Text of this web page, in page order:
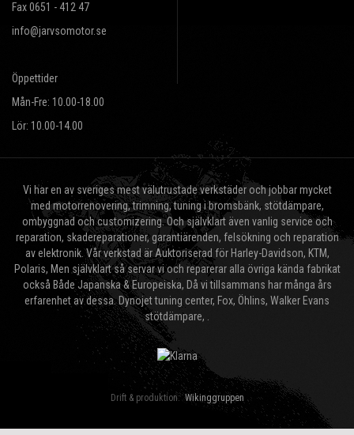
Fax 0651 - 412 47
info@jarvsomotor.se
Öppettider
Mån-Fre: 10.00-18.00
Lör: 10.00-14.00
Vi har en av sveriges mest välutrustade verkstäder och jobbar mycket
med motorrenovering, trimning, tuning i bromsbänk, stötdämpare,
ombyggnad och customizering. Och självklart även vanlig service och
reparation, skadereparationer, garantiärenden, felsökning och reparation
av elektronik. Vår verkstad är Auktoriserad för Harley-Davidson, KTM,
Polaris, Men självklart så servar vi och reparerar alla övriga kända fabrikat
också Både Japanska & Europeiska, Då vi tillsammans har många års
erfarenhet av dessa. Dynojet tuning center, Fox, Öhlins, Walker Evans
stötdämpare, .
Drift & produktion:Wikinggruppen